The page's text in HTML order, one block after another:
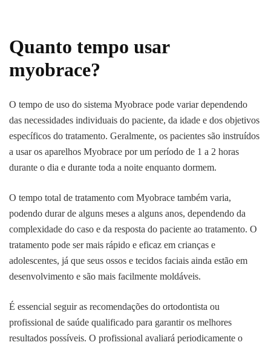
Quanto tempo usar
myobrace?
O tempo de uso do sistema Myobrace pode variar dependendo
das necessidades individuais do paciente, da idade e dos objetivos
específicos do tratamento. Geralmente, os pacientes são instruídos
a usar os aparelhos Myobrace por um período de 1 a 2 horas
durante o dia e durante toda a noite enquanto dormem.
O tempo total de tratamento com Myobrace também varia,
podendo durar de alguns meses a alguns anos, dependendo da
complexidade do caso e da resposta do paciente ao tratamento. O
tratamento pode ser mais rápido e eficaz em crianças e
adolescentes, já que seus ossos e tecidos faciais ainda estão em
desenvolvimento e são mais facilmente moldáveis.
É essencial seguir as recomendações do ortodontista ou
profissional de saúde qualificado para garantir os melhores
resultados possíveis. O profissional avaliará periodicamente o